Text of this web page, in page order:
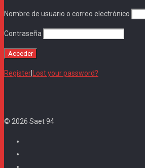
Nombre de usuario o correo electrónico
Contraseña
Register Lost your password?
© 2026 Saet 94